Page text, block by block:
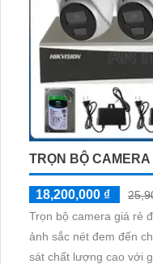
TRỌN BỘ
18,200,000 ₫
Trọn bộ camera giá rẻ
ảnh sắc nét đem đến
sát chất lượng cao với giá thành